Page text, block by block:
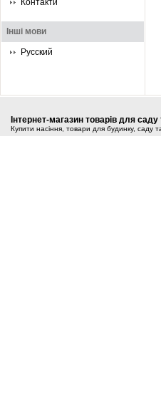
Контакти
Інші мови
Русский
Інтернет-магазин товарів для
Купити насіння, товари для будинку, саду